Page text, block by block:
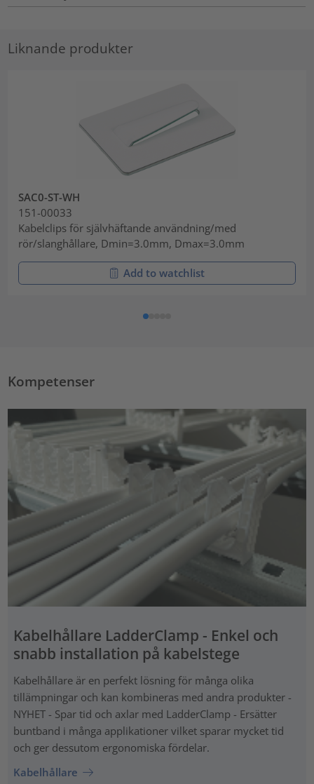
Liknande produkter
SAC0-ST-WH
151-00033
Kabelclips för självhäftande användning/med
rör/slanghållare, Dmin=3.0mm, Dmax=3.0mm
Add to watchlist
Kompetenser
Kabelhållare LadderClamp - Enkel och
snabb installation på kabelstege
Kabelhållare är en perfekt lösning för många olika
tillämpningar och kan kombineras med andra produkter -
NYHET - Spar tid och axlar med LadderClamp - Ersätter
buntband i många applikationer vilket sparar mycket tid
och ger dessutom ergonomiska fördelar.
Kabelhållare